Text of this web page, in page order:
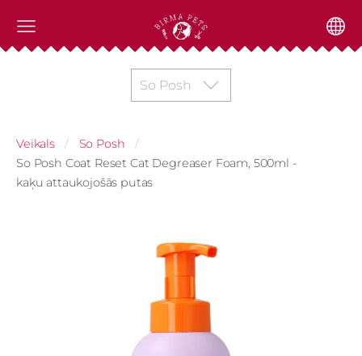
So Posh
Veikals
So Posh
So Posh Coat Reset Cat Degreaser Foam, 500ml -
kaķu attaukojošās putas